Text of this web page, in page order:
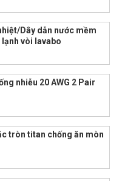
Dây dẫn nước mềm
vòi lavabo
nhiễu 20 AWG 2 Pair
tròn titan chống ăn mòn